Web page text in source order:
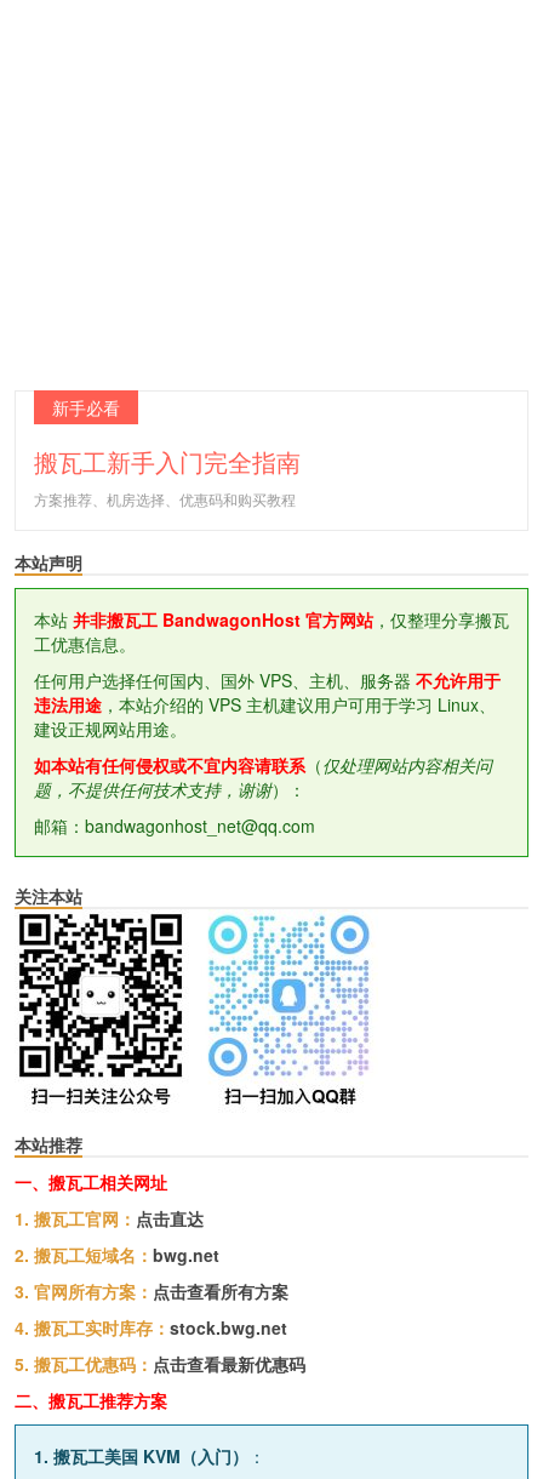
新手必看
搬瓦工新手入门完全指南
方案推荐、机房选择、优惠码和购买教程
本站声明
本站 并非搬瓦工 BandwagonHost 官方网站，仅整理分享搬瓦
工优惠信息。
任何用户选择任何国内、国外 VPS、主机、服务器 不允许用于
违法用途 ，本站介绍的 VPS 主机建议用户可用于学习 Linux、
建设正规网站用途。
如本站有任何侵权或不宜内容请联系（仅处理网站内容相关问
题，不提供任何技术支持，谢谢）：
邮箱：bandwagonhost_net@qq.com
关注本站
本站推荐
一、搬瓦工相关网址
1. 搬瓦工官网： 点击直达
2. 搬瓦工短域名： bwg.net
3. 官网所有方案： 点击查看所有方案
4. 搬瓦工实时库存： stock.bwg.net
5. 搬瓦工优惠码： 点击查看最新优惠码
二、搬瓦工推荐方案
1. 搬瓦工美国 KVM（入门） ：